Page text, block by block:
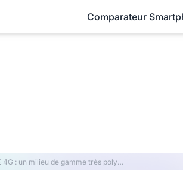
Comparateur
Test du Wiko RIDGE 4G : un milieu de gamme très polyvalent